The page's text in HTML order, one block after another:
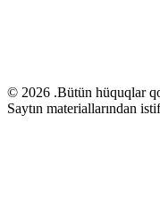
© 2026 .Bütün hüquqlar
Saytın materiallarından